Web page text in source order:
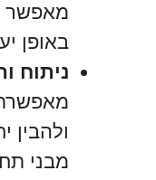
מאפשר
באופן
ניתוח
ולהבין
מבני